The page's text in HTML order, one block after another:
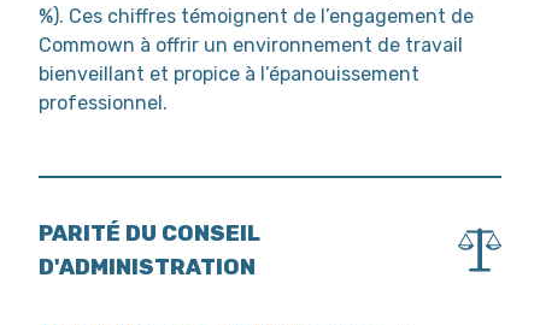
%). Ces chiffres témoignent de l’engagement de
Commown à offrir un environnement de travail
bienveillant et propice à l’épanouissement
professionnel.
PARITÉ DU CONSEIL
D'ADMINISTRATION